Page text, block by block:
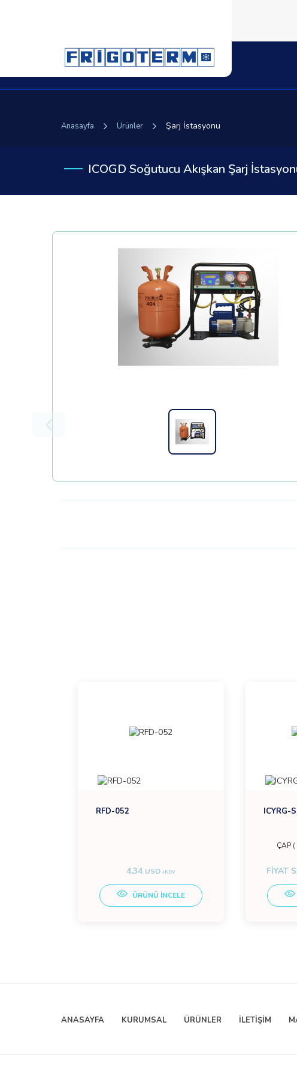
Anasayfa Ürünler Şarj İstasyonu
ICOGD Soğutucu Akışkan Şarj
RFD-052
4,34 USD+KDV
ÜRÜNÜ İNCELE
ICYRG-
ÇAP (
FİYAT
ANASAYFA KURUMSAL ÜRÜNLER İLETİŞİM